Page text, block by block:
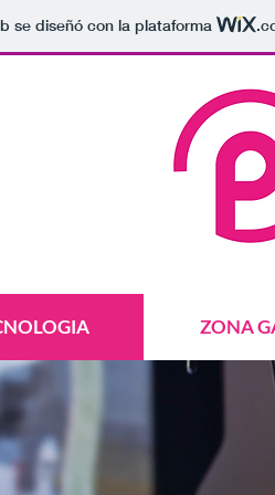
se diseñó con la plataforma
ZONA